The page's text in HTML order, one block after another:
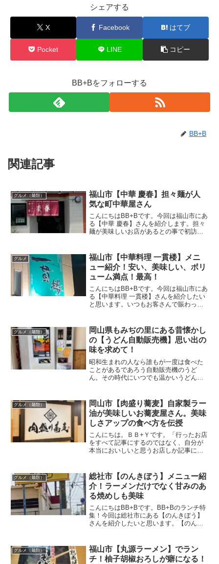
シェアする
X Facebook はてブ
Pocket LINE コピー
BB+Bをフォローする
BB+B
関連記事
グルメ（麺類）
福山市【中華 慶春】担々麺が人
気な町中華屋さん
こんにちはBB+Bです。今回は福山市にあ
る【中華 慶春】さんを紹介します。担々
麺が美味しいお店があるとの事で初訪
ュー表がこちら。 店内の壁にも沢山のメ
ニューが並んで...
グルメ
福山市【中華料理 一貫楼】メニ
ュー紹介！安い、美味しい、ボリ
ューム満点！最高！
こんにちはBB+Bです。今回は福山市にあ
る【中華料理 一貫楼】さんを紹介したい
と思います。いつもお客さんで賑わって
つもお客さんが多い訳です。夜23時まで
開いているのも魅...
グルメ（麺類）
岡山県もみぢの里にある昔懐かし
の【うどん自動販売機】思い出の
味を求めて！
昭和生まれの人なら誰もが一度は食べた
ことがあるであろう自動販売機のうど
ん。その時代にいつでも温かいうどんが
で小腹がすいたときによく食べていた記
憶が残っています。今では世...
グルメ（麺類）
岡山市【肉盛り蕎麦】自家製ラー
油が美味しいお蕎麦屋さん。美味
しさアップの食べ方を伝授
こんにちは。ＢＢ+Ｙです。「行ったお店
をすべて記事にするのではなく、自分が
本当においしいと思うお店しか記事にし
思います。以前よりFaceBookでよく見て
いたお蕎麦屋さ...
グルメ（麺類）
総社市【のんきぼう】メニュー紹
介！ラーメンだけでなく甘みのあ
る焼めしも美味
こんにちはBB+Bです。BB+Bのランチ特
集！今回は総社市にある【のんきぼう】
さんを紹介したいと思います。【のんき
記事では【のんきぼう】さんの場所や営
業時間・メニュー・...
グルメ（麺類）
福山市【丸源ラーメン】でラン
チ！柚子胡椒おろしが癖になる！